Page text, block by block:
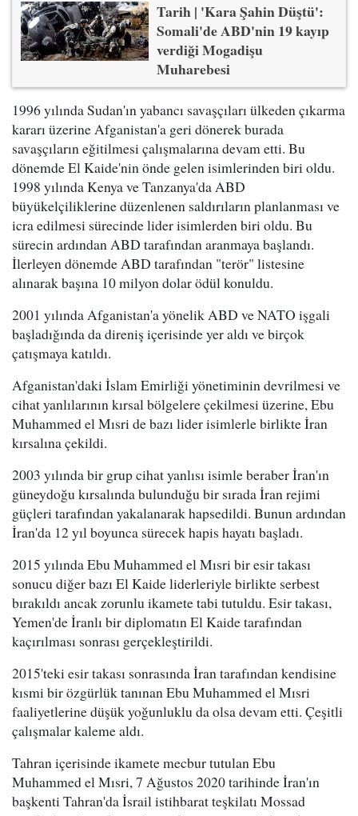
Tarih | 'Kara Şahin Düştü':
Somali'de ABD'nin 19 kayıp
verdiği Mogadişu
Muharebesi
1996 yılında Sudan'ın yabancı savaşçıları ülkeden çıkarma
kararı üzerine Afganistan'a geri dönerek burada
savaşçıların eğitilmesi çalışmalarına devam etti. Bu
dönemde El Kaide'nin önde gelen isimlerinden biri oldu.
1998 yılında Kenya ve Tanzanya'da ABD
büyükelçiliklerine düzenlenen saldırıların planlanması ve
icra edilmesi sürecinde lider isimlerden biri oldu. Bu
sürecin ardından ABD tarafından aranmaya başlandı.
İlerleyen dönemde ABD tarafından "terör" listesine
alınarak başına 10 milyon dolar ödül konuldu.
2001 yılında Afganistan'a yönelik ABD ve NATO işgali
başladığında da direniş içerisinde yer aldı ve birçok
çatışmaya katıldı.
Afganistan'daki İslam Emirliği yönetiminin devrilmesi ve
cihat yanlılarının kırsal bölgelere çekilmesi üzerine, Ebu
Muhammed el Mısri de bazı lider isimlerle birlikte İran
kırsalına çekildi.
2003 yılında bir grup cihat yanlısı isimle beraber İran'ın
güneydoğu kırsalında bulunduğu bir sırada İran rejimi
güçleri tarafından yakalanarak hapsedildi. Bunun ardından
İran'da 12 yıl boyunca sürecek hapis hayatı başladı.
2015 yılında Ebu Muhammed el Mısri bir esir takası
sonucu diğer bazı El Kaide liderleriyle birlikte serbest
bırakıldı ancak zorunlu ikamete tabi tutuldu. Esir takası,
Yemen'de İranlı bir diplomatın El Kaide tarafından
kaçırılması sonrası gerçekleştirildi.
2015'teki esir takası sonrasında İran tarafından kendisine
kısmi bir özgürlük tanınan Ebu Muhammed el Mısri
faaliyetlerine düşük yoğunluklu da olsa devam etti. Çeşitli
çalışmalar kaleme aldı.
Tahran içerisinde ikamete mecbur tutulan Ebu
Muhammed el Mısri, 7 Ağustos 2020 tarihinde İran'ın
başkenti Tahran'da İsrail istihbarat teşkilatı Mossad